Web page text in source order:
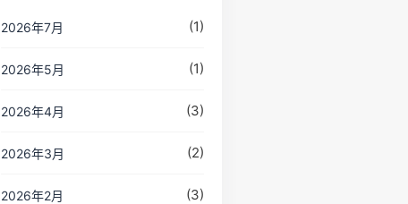
2026年7月 (1)
2026年5月 (1)
2026年4月 (3)
2026年3月 (2)
2026年2月 (3)